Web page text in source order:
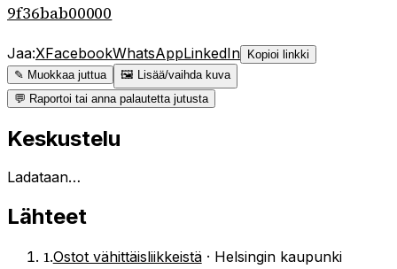
9f36bab00000
Jaa:XFacebookWhatsAppLinkedIn Kopioi linkki
✎ Muokkaa juttua
🖼 Lisää/vaihda kuva
💬 Raportoi tai anna palautetta jutusta
Keskustelu
Ladataan…
Lähteet
1.Ostot vähittäisliikkeistä· Helsingin kaupunki